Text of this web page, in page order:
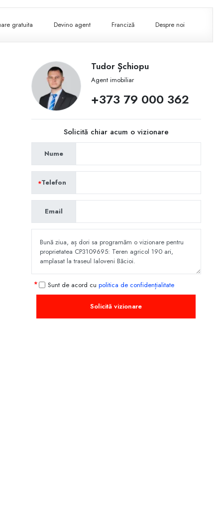
gratuita Devino agent Franciză Despre noi
Tudor Șchiopu
Agent imobiliar
+373 79 000 362
Solicită chiar acum o vizionare
Nume
Telefon
Email
Sunt de acord cu politica de confidențialitate
Solicită vizionare